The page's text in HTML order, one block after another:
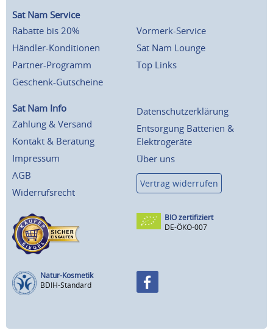
Sat Nam Service
Rabatte bis 20%
Händler-Konditionen
Partner-Programm
Geschenk-Gutscheine
Vormerk-Service
Sat Nam Lounge
Top Links
Sat Nam Info
Zahlung & Versand
Kontakt & Beratung
Impressum
AGB
Widerrufsrecht
Datenschutzerklärung
Entsorgung Batterien &
Elektrogeräte
Über uns
Vertrag widerrufen
BIO zertifiziert
DE-ÖKO-007
Natur-Kosmetik
BDIH-Standard